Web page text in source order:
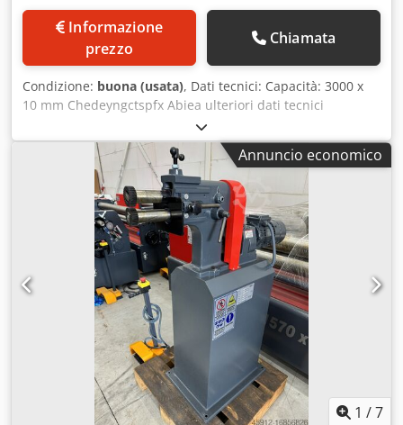
prezzo
Chiamata
Condizione: buona (usata), Dati tecnici: Capacità: 3000 x
10 mm Chedeyngctspfx Abiea ulteriori dati tecnici
seguiranno Accessori: vari utensili Condizioni: generale
buono stato e pienamente funzionante Il venditore non si
assume alcuna responsabilità per errori di scrittura o
trasmissione dati. La macchina, per quanto riguarda
estetica, tecnica e usura, è conforme all'età; le macchine
usate vengono vendute senza alcuna garanzia.
Annuncio economico
1 /7